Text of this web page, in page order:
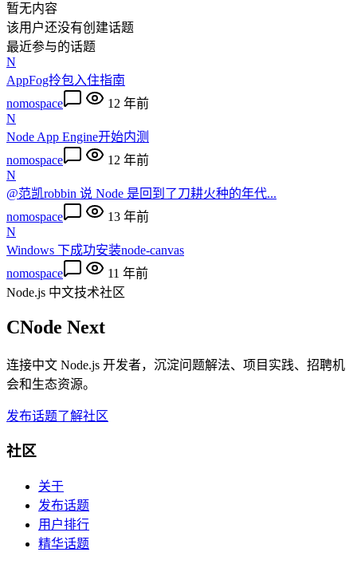
暂无内容
该用户还没有创建话题
最近参与的话题
N
AppFog拎包入住指南
nomospace
12 年前
N
Node App Engine开始内测
nomospace
12 年前
N
@范凯robbin 说 Node 是回到了刀耕火种的年代...
nomospace
13 年前
N
Windows 下成功安装node-canvas
nomospace
11 年前
Node.js 中文技术社区
CNode Next
连接中文 Node.js 开发者，沉淀问题解法、项目实践、招聘机
会和生态资源。
发布话题了解社区
社区
关于
发布话题
用户排行
精华话题